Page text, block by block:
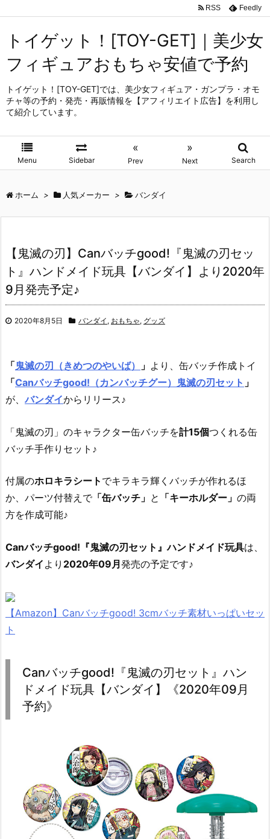
トイゲット！[TOY-GET]｜美少女
フィギュアおもちゃ安値で予約
トイゲット！[TOY-GET]では、美少女フィギュア・ガンプラ・オモ
チャ等の予約・発売・再販情報を【アフィリエイト広告】を利用し
て紹介しています。
Menu Sidebar
«
Prev
»
Next Search
RSS Feedly
ホーム > 人気メーカー > バンダイ
【鬼滅の刃】Canバッチgood!『鬼滅の刃セッ
ト』ハンドメイド玩具【バンダイ】より2020年
9月発売予定♪
2020年8月5日 バンダイ , おもちゃ, グッズ
「鬼滅の刃（きめつのやいば） 」 より、 缶バッチ作成トイ
「Canバッチgood!（カンバッチグー）鬼滅の刃セット 」
が、バンダイからリリース♪
「鬼滅の刃」のキャラクター缶バッチを計15個つくれる缶
バッチ手作りセット♪
付属のホロキラシート でキラキラ輝くバッチが作れるほ
か、パーツ付替えで「缶バッチ」 と 「キーホルダー」 の両
方を作成可能♪
Canバッチgood!『鬼滅の刃セット』ハンドメイド玩具は、
バンダイ より 2020年09月発売の予定です♪
【Amazon】Canバッチgood! 3cmバッチ素材いっぱいセッ
ト
Canバッチgood!『鬼滅の刃セット』ハン
ドメイド玩具【バンダイ】《2020年09月
予約》